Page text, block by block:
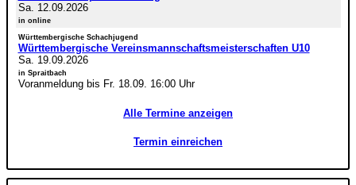
Sa. 12.09.2026
in online
Württembergische Schachjugend
Württembergische Vereinsmannschaftsmeisterschaften U10
Sa. 19.09.2026
in Spraitbach
Voranmeldung bis Fr. 18.09. 16:00 Uhr
Alle Termine anzeigen
Termin einreichen